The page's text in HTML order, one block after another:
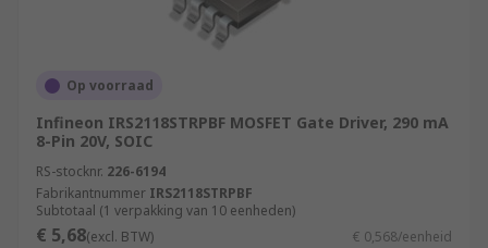
Op voorraad
Infineon IRS2118STRPBF MOSFET Gate Driver, 290 mA
8-Pin 20V, SOIC
RS-stocknr. 226-6194
Fabrikantnummer IRS2118STRPBF
Subtotaal (1 verpakking van 10 eenheden)
€ 5,68(excl. BTW) € 0,568/eenheid